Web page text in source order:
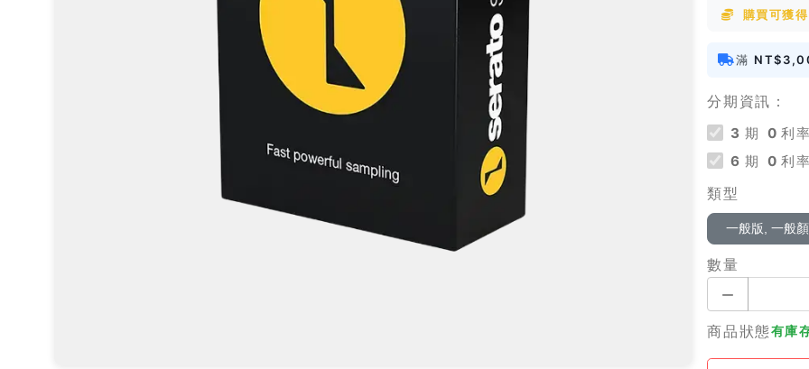
購買可獲
滿
分期資訊：
3 期 0 利
6 期 0 利
類型
一般版, 一般
數量
商品狀態有庫